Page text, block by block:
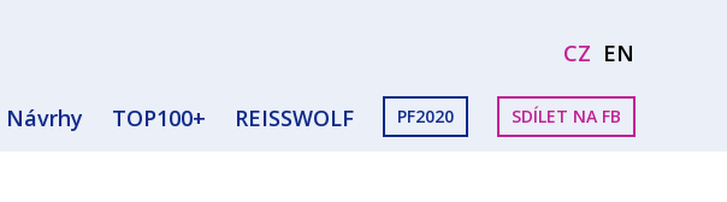
CZ EN
Návrhy TOP100+ REISSWOLF PF2020 SDÍLET NA FB